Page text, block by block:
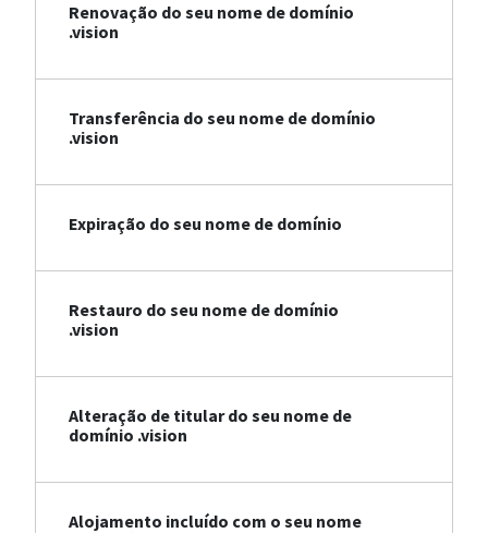
Renovação do seu nome de domínio
.vision
Transferência do seu nome de domínio
.vision
Expiração do seu nome de domínio
Restauro do seu nome de domínio
.vision
Alteração de titular do seu nome de
domínio .vision
Alojamento incluído com o seu nome